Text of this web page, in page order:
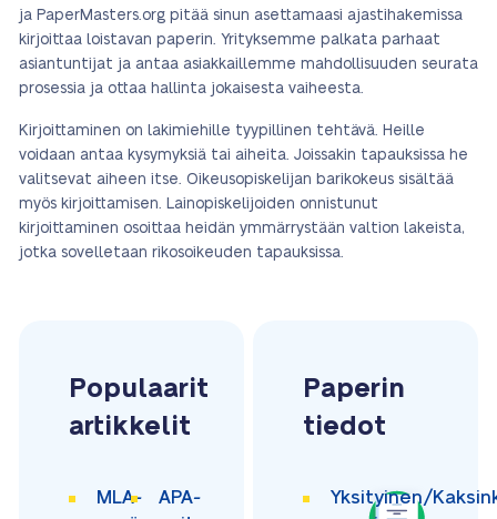
ja PaperMasters.org pitää sinun asettamaasi ajastihakemissa
kirjoittaa loistavan paperin. Yrityksemme palkata parhaat
asiantuntijat ja antaa asiakkaillemme mahdollisuuden seurata
prosessia ja ottaa hallinta jokaisesta vaiheesta.
Kirjoittaminen on lakimiehille tyypillinen tehtävä. Heille
voidaan antaa kysymyksiä tai aiheita. Joissakin tapauksissa he
valitsevat aiheen itse. Oikeusopiskelijan barikokeus sisältää
myös kirjoittamisen. Lainopiskelijoiden onnistunut
kirjoittaminen osoittaa heidän ymmärrystään valtion lakeista,
jotka sovelletaan rikosoikeuden tapauksissa.
Populaarit
artikkelit
MLA-
APA-
Paperin
tiedot
Yksityinen/